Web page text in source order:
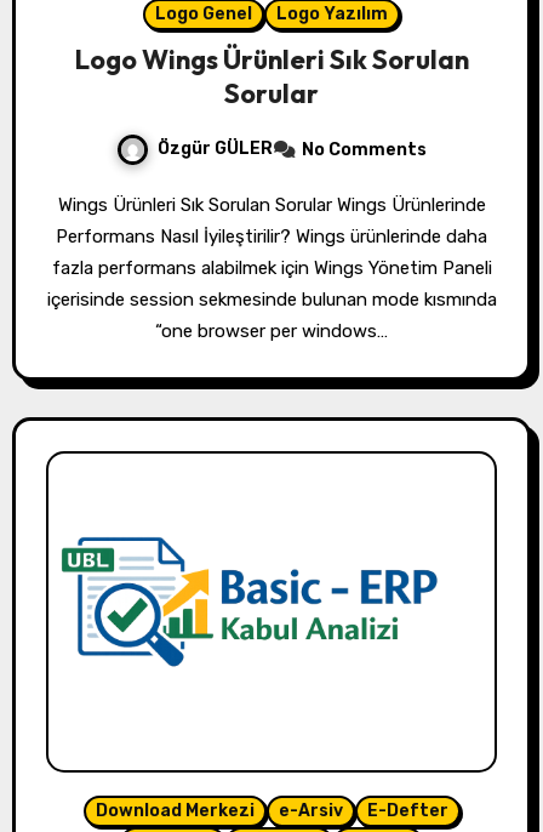
Logo Genel Logo Yazılım
Logo Wings Ürünleri Sık Sorulan
Sorular
Özgür GÜLER No Comments
Wings Ürünleri Sık Sorulan Sorular Wings Ürünlerinde
Performans Nasıl İyileştirilir? Wings ürünlerinde daha
fazla performans alabilmek için Wings Yönetim Paneli
içerisinde session sekmesinde bulunan mode kısmında
“one browser per windows…
Download Merkezi e-Arsiv
E-Defter